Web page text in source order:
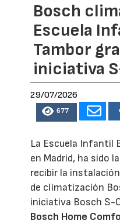
Bosch
Escuela
Tambor
iniciativa
29/07/2026
677
La Escuela Infantil
en Madrid, ha sido
recibir la
de climatización
iniciativa Bosch S-
Bosch Home